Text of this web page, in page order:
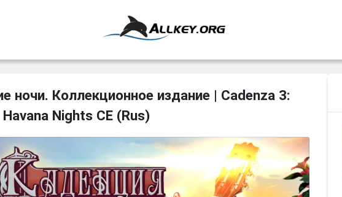
ночи. Коллекционное издание | Cadenza 3:
Havana Nights CE (Rus)